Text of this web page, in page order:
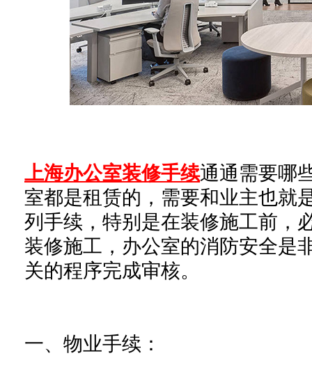
上海办公室装修手续通通需要哪
室都是租赁的，需要和业主也就
列手续，特别是在装修施工前，
装修施工，办公室的消防安全是
关的程序完成审核。
一、物业手续：